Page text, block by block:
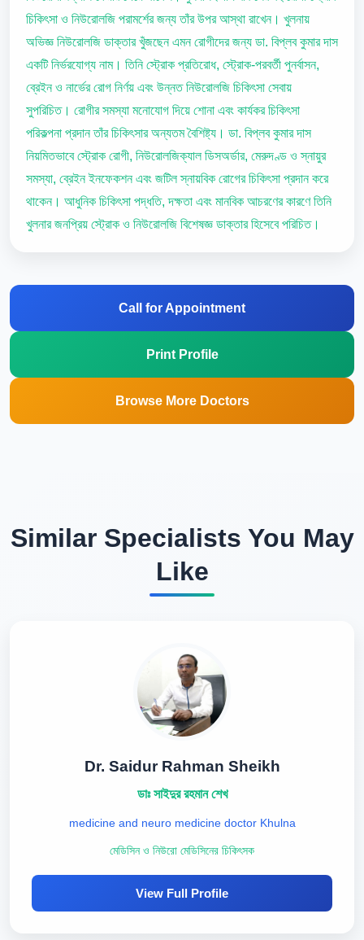
চিকিৎসা ও নিউরোলজি পরামর্শের জন্য তাঁর উপর আস্থা রাখেন। খুলনায়
অভিজ্ঞ নিউরোলজি ডাক্তার খুঁজছেন এমন রোগীদের জন্য ডা. বিপ্লব কুমার দাস
একটি নির্ভরযোগ্য নাম। তিনি স্ট্রোক প্রতিরোধ, স্ট্রোক-পরবর্তী পুনর্বাসন,
ব্রেইন ও নার্ভের রোগ নির্ণয় এবং উন্নত নিউরোলজি চিকিৎসা সেবায়
সুপরিচিত। রোগীর সমস্যা মনোযোগ দিয়ে শোনা এবং কার্যকর চিকিৎসা
পরিকল্পনা প্রদান তাঁর চিকিৎসার অন্যতম বৈশিষ্ট্য। ডা. বিপ্লব কুমার দাস
নিয়মিতভাবে স্ট্রোক রোগী, নিউরোলজিক্যাল ডিসঅর্ডার, মেরুদণ্ড ও স্নায়ুর
সমস্যা, ব্রেইন ইনফেকশন এবং জটিল স্নায়বিক রোগের চিকিৎসা প্রদান করে
থাকেন। আধুনিক চিকিৎসা পদ্ধতি, দক্ষতা এবং মানবিক আচরণের কারণে তিনি
খুলনার জনপ্রিয় স্ট্রোক ও নিউরোলজি বিশেষজ্ঞ ডাক্তার হিসেবে পরিচিত।
Call for Appointment
Print Profile
Browse More Doctors
Similar Specialists You May
Like
Dr. Saidur Rahman Sheikh
ডাঃ সাইদুর রহমান শেখ
medicine and neuro medicine doctor Khulna
মেডিসিন ও নিউরো মেডিসিনের চিকিৎসক
View Full Profile